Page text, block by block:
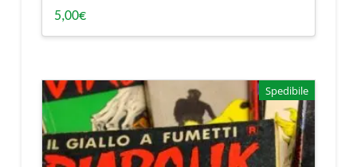
5,00€
Spedibile